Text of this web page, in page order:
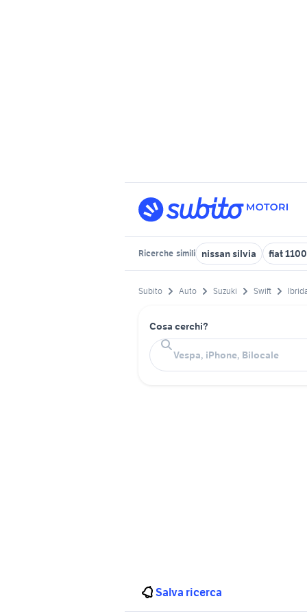
Ricerche simili nissan silvia fiat
Subito Auto Suzuki Swift
Cosa cerchi?
Salva ricerca